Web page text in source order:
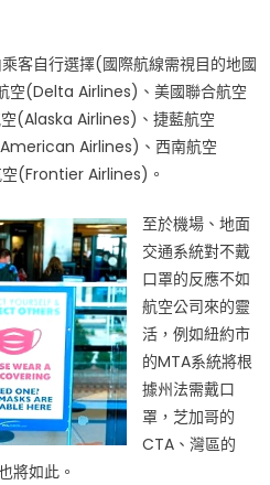
客自行選擇(國際航線需視目的地國
空(Delta Airlines)、美國聯合航空
(Alaska Airlines)、捷藍航空
Airlines)、西南航空
(Frontier Airlines)。
至於機場、地面
交通系統對不戴
口罩的反應不如
航空公司來的靈
活，例如紐約市
的MTA系統將根
據州法需戴口
罩，芝加哥的
CTA、灣區的
將如此。